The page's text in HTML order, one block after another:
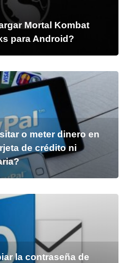
Mortal Kombat
para Android?
o meter dinero en
de crédito ni
la contraseña de